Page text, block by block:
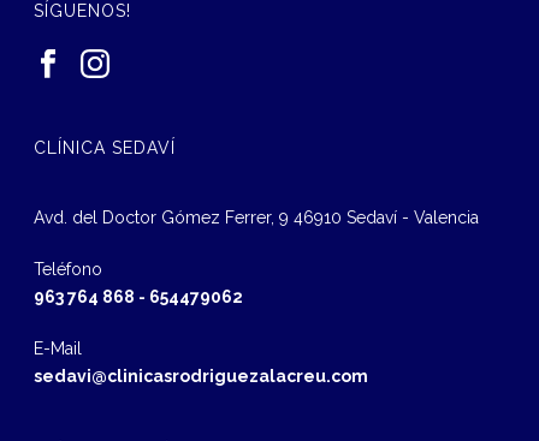
SÍGUENOS!
CLÍNICA SEDAVÍ
Avd. del Doctor Gómez Ferrer, 9 46910 Sedaví - Valencia
Teléfono
963 764 868 - 654479062
E-Mail
sedavi@clinicasrodriguezalacreu.com